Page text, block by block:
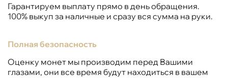
Гарантируем выплату прямо в день обращения.
100% выкуп за наличные и сразу вся сумма на руки.
Полная безопасность
Оценку монет мы производим перед Вашими
глазами, они все время будут находиться в вашем